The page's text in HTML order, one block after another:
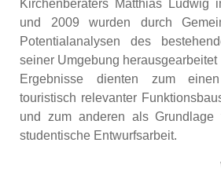
Kirchenberaters Matthias Ludwig
und 2009 wurden durch
Potentialanalysen des
seiner Umgebung
Ergebnisse dienten zum
touristisch relevanter
und zum anderen als Grundlage
studentische Entwurfsarbeit.